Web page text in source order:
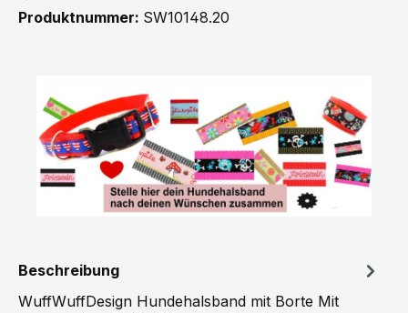
Produktnummer: SW10148.20
Beschreibung
WuffWuffDesign Hundehalsband mit Borte Mit